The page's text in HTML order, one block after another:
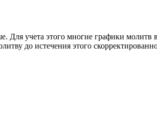
Для учета этого многие графики молитв
до истечения этого